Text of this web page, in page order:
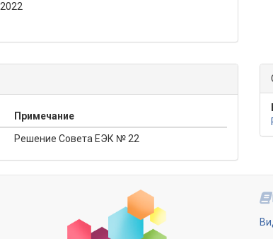
Примечание
Решение Совета ЕЭК № 22